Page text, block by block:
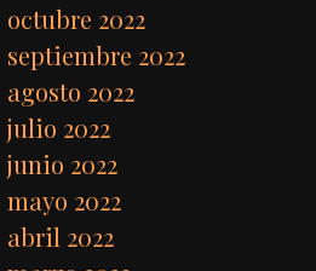
octubre 2022
septiembre 2022
agosto 2022
julio 2022
junio 2022
mayo 2022
abril 2022